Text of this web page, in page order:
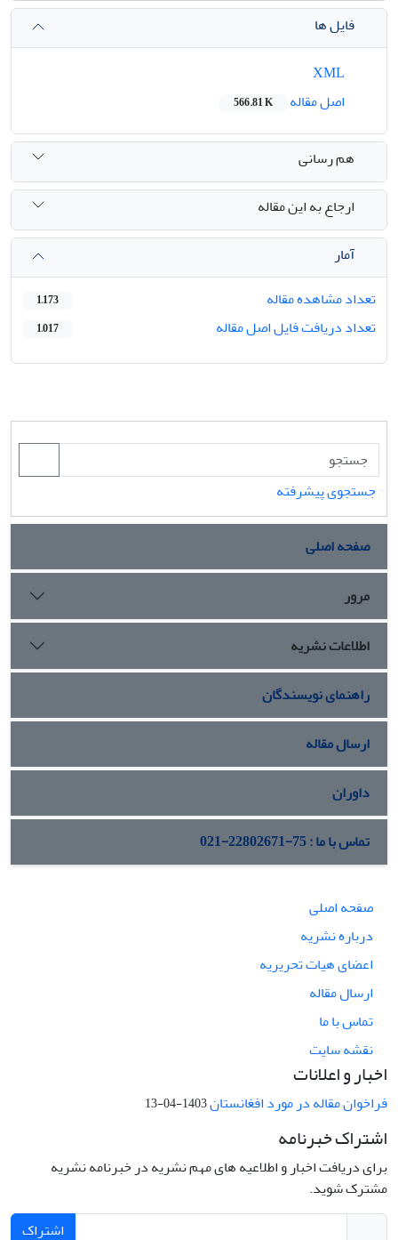
فایل ها
اصل مقاله
566.81 K
هم رسانی
ارجاع به این مقاله
آمار
تعداد مشاهده مقاله
1,173
تعداد دریافت فایل اصل مقاله 1,017
جستجوی پیشرفته
صفحه اصلی
مرور
اطلاعات نشریه
راهنمای نویسندگان
ارسال مقاله
داوران
تماس با ما : 75-22802671-021
صفحه اصلی
درباره نشریه
اعضای هیات تحریریه
ارسال مقاله
تماس با ما
نقشه سایت
اخبار و اعلانات
فراخوان مقاله در مورد افغانستان1403-04-13
اشتراک خبرنامه
برای دریافت اخبار و اطلاعیه های مهم نشریه در خبرنامه نشریه
مشترک شوید.
اشتراک